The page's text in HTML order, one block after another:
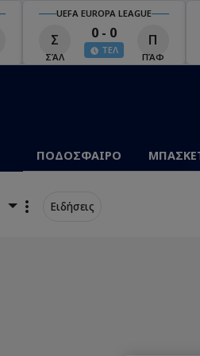
UEFA EUROPA LEAGUE
Σ
ΣΆΛ
0 - 0
ΤΕΛ
Π
ΠΆΦ
ΠΟΔΟΣΦΑΙΡΟ
Ειδήσεις